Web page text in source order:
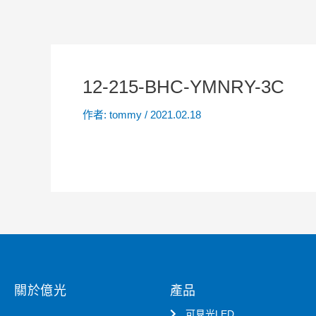
12-215-BHC-YMNRY-3C
作者: tommy / 2021.02.18
關於億光 產品